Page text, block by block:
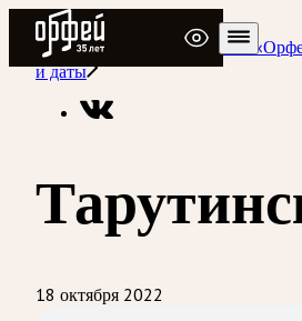
Радио Орфей
Радио классической музыки
и даты
18 октября 2022